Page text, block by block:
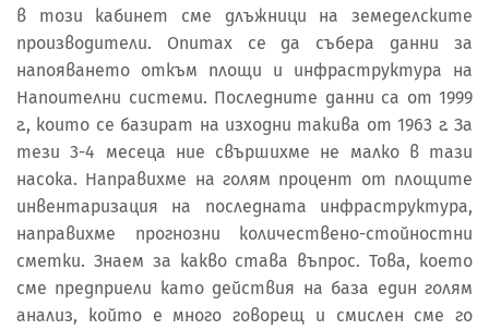
в този кабинет сме длъжници на земеделските
производители. Опитах се да събера данни за
напояването откъм площи и инфраструктура на
Напоителни системи. Последните данни са от 1999
г., които се базират на изходни такива от 1963 г. За
тези 3-4 месеца ние свършихме не малко в тази
насока. Направихме на голям процент от площите
инвентаризация на последната инфраструктура,
направихме прогнозни количествено-стойностни
сметки. Знаем за какво става въпрос. Това, което
сме предприели като действия на база един голям
анализ, който е много говорещ и смислен сме го